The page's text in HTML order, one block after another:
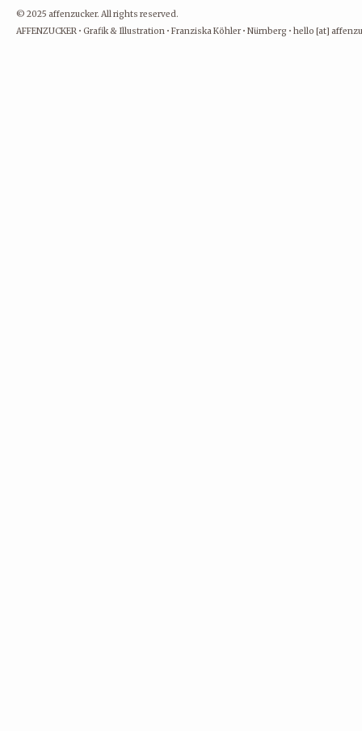
© 2025 affenzucker. All rights reserved.
AFFENZUCKER • Grafik & Illustration • Franziska Köhler • Nürnberg • hello [at]